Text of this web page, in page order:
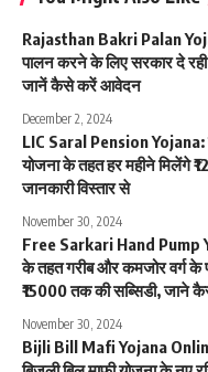
Rajasthan Bakri Palan
पालन करने के लिए सरकार दे
जानें कैसे करें आवेदन
December 2, 2024
LIC Saral Pension
योजना के तहत हर महीने मिलेंगे
जानकारी विस्तार से
November 30, 2024
Free Sarkari Hand Pump
के तहत गरीब और कमजोर वर्ग के
₹15000 तक की सब्सिडी, जाने
November 30, 2024
Bijli Bill Mafi Yojana